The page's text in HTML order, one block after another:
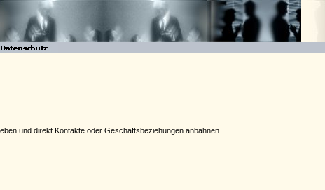
und direkt Kontakte oder Geschäftsbeziehungen anbahnen.